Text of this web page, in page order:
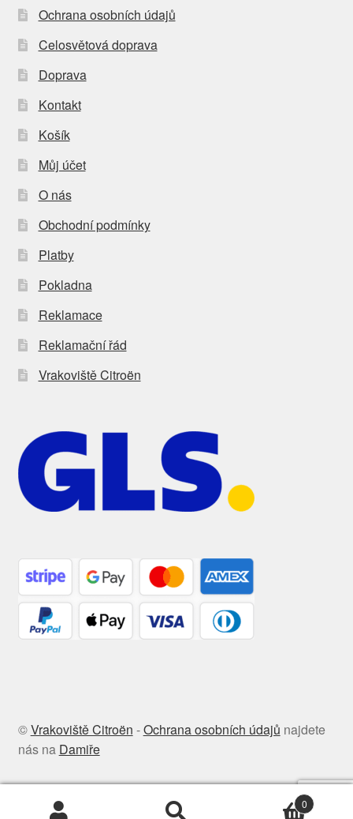
Ochrana osobních údajů
Celosvětová doprava
Doprava
Kontakt
Košík
Můj účet
O nás
Obchodní podmínky
Platby
Pokladna
Reklamace
Reklamační řád
Vrakoviště Citroën
©Vrakoviště Citroën -Ochrana osobních údajů najdete
nás na Damiře
0